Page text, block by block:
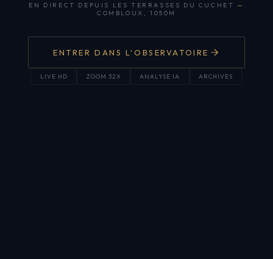
EN DIRECT DEPUIS LES TERRASSES DU CUCHET —
COMBLOUX, 1050M
ENTRER DANS L'OBSERVATOIRE
LIVE HD ZOOM 32X ANALYSE IA ARCHIVES